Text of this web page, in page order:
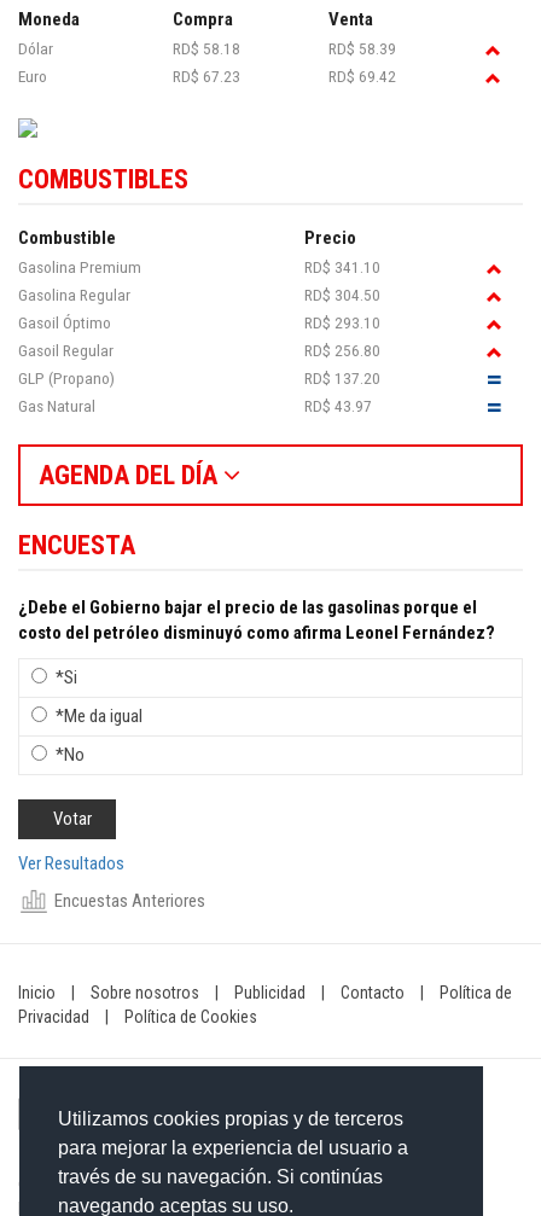
Utilizamos cookies propias y de terceros
para mejorar la experiencia del usuario a
través de su navegación. Si continúas
navegando aceptas su uso.
Moneda Compra Venta
Dólar RD$ 58.18
RD$ 58.39
Euro
RD$ 67.23 RD$ 69.42
COMBUSTIBLES
Combustible Precio
Gasolina Premium
RD$ 341.10
Gasolina Regular
RD$ 304.50
Gasoil Óptimo
RD$ 293.10
Gasoil Regular
RD$ 256.80
GLP (Propano)
RD$ 137.20
Gas Natural
RD$ 43.97
AGENDA DEL DÍA
ENCUESTA
¿Debe el Gobierno bajar el precio de las gasolinas porque el
costo del petróleo disminuyó como afirma Leonel Fernández?
*Si
*Me da igual
*No
Ver Resultados
Encuestas Anteriores
Inicio Sobre nosotros Publicidad Contacto
Política de
Privacidad
Política de Cookies
Contacto: 849-754-4472
Email:redaccionxtra@gmail.com/ redaccionextra@gmail.com